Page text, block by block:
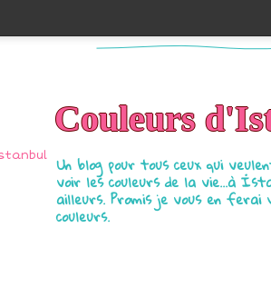
Couleurs
Un blog pour tous ceux qui
voir les couleurs de la vie...à
ailleurs. Promis je vous en
couleurs.